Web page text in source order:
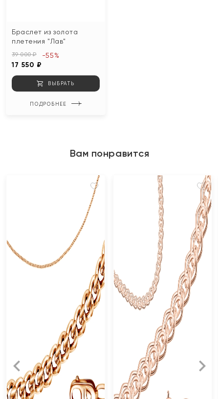
Браслет из золота
плетения "Лав"
39 000 ₽
17 550 ₽
-55%
ВЫБРАТЬ
ПОДРОБНЕЕ
Вам понравится